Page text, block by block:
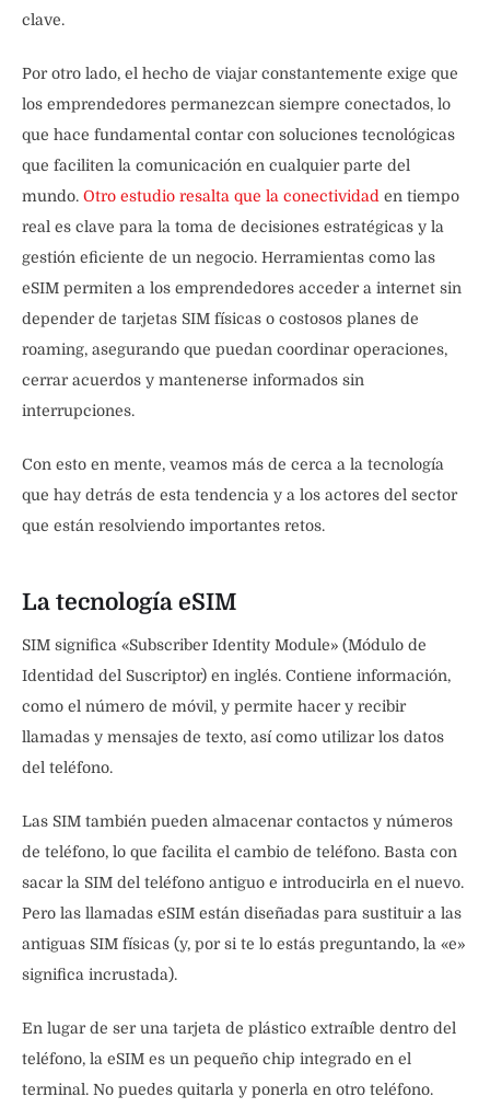
clave.
Por otro lado, el hecho de viajar constantemente exige que
los emprendedores permanezcan siempre conectados, lo
que hace fundamental contar con soluciones tecnológicas
que faciliten la comunicación en cualquier parte del
mundo. Otro estudio resalta que la conectividad en tiempo
real es clave para la toma de decisiones estratégicas y la
gestión eficiente de un negocio. Herramientas como las
eSIM permiten a los emprendedores acceder a internet sin
depender de tarjetas SIM físicas o costosos planes de
roaming, asegurando que puedan coordinar operaciones,
cerrar acuerdos y mantenerse informados sin
interrupciones.
Con esto en mente, veamos más de cerca a la tecnología
que hay detrás de esta tendencia y a los actores del sector
que están resolviendo importantes retos.
La tecnología eSIM
SIM significa «Subscriber Identity Module» (Módulo de
Identidad del Suscriptor) en inglés. Contiene información,
como el número de móvil, y permite hacer y recibir
llamadas y mensajes de texto, así como utilizar los datos
del teléfono.
Las SIM también pueden almacenar contactos y números
de teléfono, lo que facilita el cambio de teléfono. Basta con
sacar la SIM del teléfono antiguo e introducirla en el nuevo.
Pero las llamadas eSIM están diseñadas para sustituir a las
antiguas SIM físicas (y, por si te lo estás preguntando, la «e»
significa incrustada).
En lugar de ser una tarjeta de plástico extraíble dentro del
teléfono, la eSIM es un pequeño chip integrado en el
terminal. No puedes quitarla y ponerla en otro teléfono.